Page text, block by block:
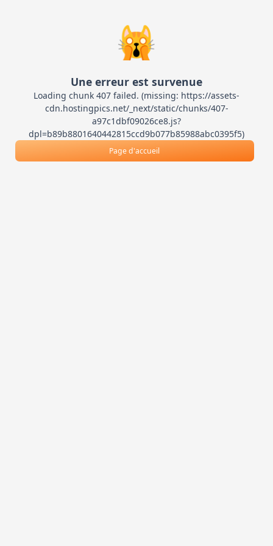
🙀
Une erreur est survenue
Loading chunk 407 failed. (missing: https://assets-
cdn.hostingpics.net/_next/static/chunks/407-
a97c1dbf09026ce8.js?
dpl=b89b8801640442815ccd9b077b85988abc0395f5)
Page d'accueil